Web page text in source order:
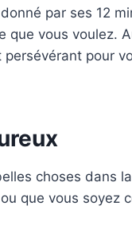
par ses 12
que vous voulez.
pour
choses dans
que vous soyez